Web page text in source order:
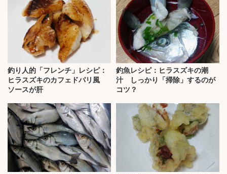
釣り人的「フレンチ」レシピ：
ヒラスズキのカフェドパリ風
ソースが肝
釣魚レシピ：ヒラスズキの潮
汁 しっかり「掃除」するのが
コツ？